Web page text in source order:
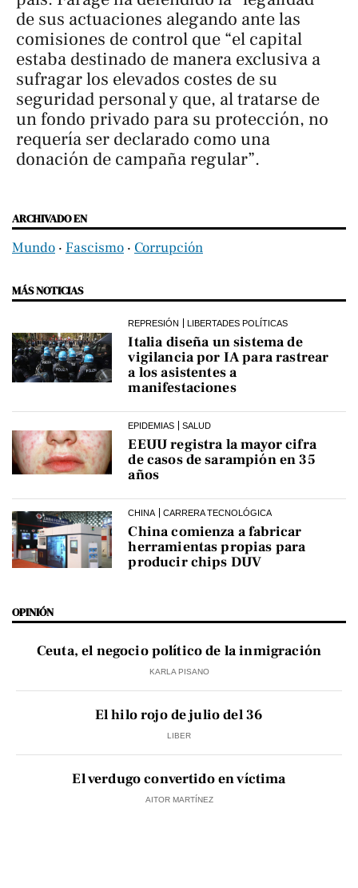
de sus actuaciones alegando ante las
comisiones de control que “el capital
estaba destinado de manera exclusiva a
sufragar los elevados costes de su
seguridad personal y que, al tratarse de
un fondo privado para su protección, no
requería ser declarado como una
donación de campaña regular”.
ARCHIVADO EN
Mundo ‧ Fascismo ‧ Corrupción
MÁS NOTICIAS
REPRESIÓN LIBERTADES POLÍTICAS
Italia diseña un sistema de
vigilancia por IA para rastrear
a los asistentes a
manifestaciones
EPIDEMIAS SALUD
EEUU registra la mayor cifra
de casos de sarampión en 35
años
CHINA CARRERA TECNOLÓGICA
China comienza a fabricar
herramientas propias para
producir chips DUV
OPINIÓN
Ceuta, el negocio político de la inmigración
KARLA PISANO
El hilo rojo de julio del 36
LIBER
El verdugo convertido en víctima
AITOR MARTÍNEZ